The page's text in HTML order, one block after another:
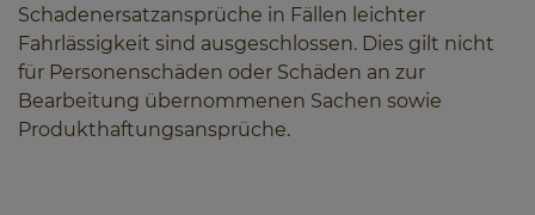
Schadenersatzansprüche in Fällen leichter
Fahrlässigkeit sind ausgeschlossen. Dies gilt nicht
für Personenschäden oder Schäden an zur
Bearbeitung übernommenen Sachen sowie
Produkthaftungsansprüche.